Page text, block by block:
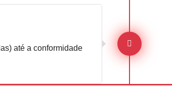
até a conformidade